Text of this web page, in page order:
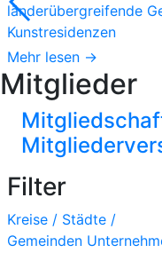
länderübergreifende
Kunstresidenzen
Mehr lesen →
Mitglieder
Filter
Kreise / Städte /
Gemeinden